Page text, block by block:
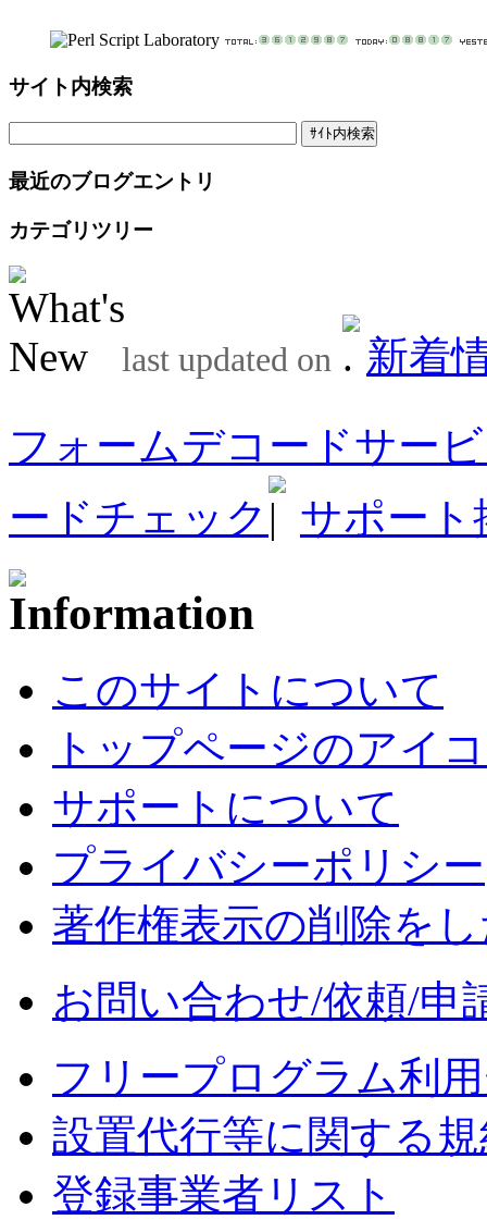
サイト内検索
最近のブログエントリ
カテゴリツリー
last updated on
新着
フォームデコードサー
ードチェック
サポート
このサイトについて
トップページのアイ
サポートについて
プライバシーポリシー
著作権表示の削除を
お問い合わせ/依頼/申
フリープログラム利
設置代行等に関する
登録事業者リスト